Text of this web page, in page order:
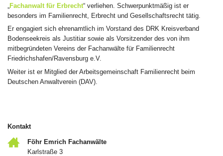
Fachanwalt für Erbrecht“ verliehen. Schwerpunktmäßig ist er
besonders im Familienrecht, Erbrecht und Gesellschaftsrecht tätig.
Er engagiert sich ehrenamtlich im Vorstand des DRK Kreisverband
Bodenseekreis als Justitiar sowie als Vorsitzender des von ihm
mitbegründeten Vereins der Fachanwälte für Familienrecht
Friedrichshafen/Ravensburg e.V.
Weiter ist er Mitglied der Arbeitsgemeinschaft Familienrecht beim
Deutschen Anwaltverein (DAV).
Kontakt
Föhr Emrich Fachanwälte
Karlstraße 3